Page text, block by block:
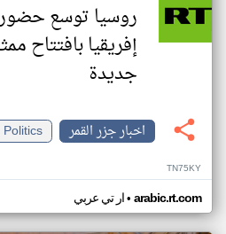
روسيا توسع
جديدة
اخبار جزر القمر
Politics
TN75KY
ار تي عربي• arabic.rt.com